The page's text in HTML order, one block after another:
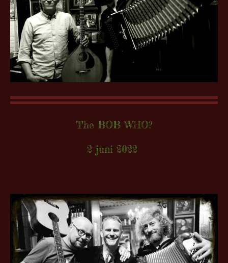
The BOB WHO?
2 juni 2022